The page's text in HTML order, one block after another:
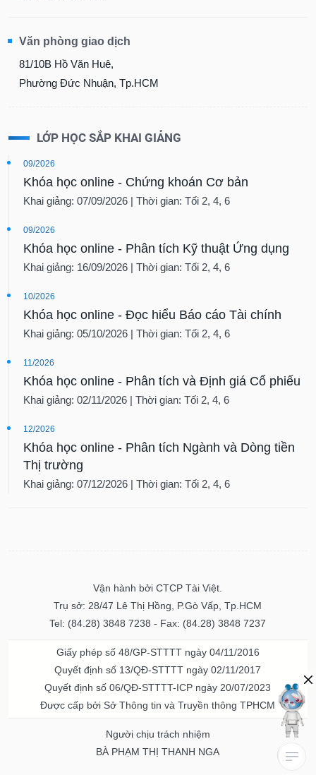
Văn phòng giao dịch
81/10B Hồ Văn Huê,
Phường Đức Nhuận, Tp.HCM
LỚP HỌC SẮP KHAI GIẢNG
09/2026
Khóa học online - Chứng khoán Cơ bản
Khai giảng: 07/09/2026 | Thời gian: Tối 2, 4, 6
09/2026
Khóa học online - Phân tích Kỹ thuật Ứng dụng
Khai giảng: 16/09/2026 | Thời gian: Tối 2, 4, 6
10/2026
Khóa học online - Đọc hiểu Báo cáo Tài chính
Khai giảng: 05/10/2026 | Thời gian: Tối 2, 4, 6
11/2026
Khóa học online - Phân tích và Định giá Cổ phiếu
Khai giảng: 02/11/2026 | Thời gian: Tối 2, 4, 6
12/2026
Khóa học online - Phân tích Ngành và Dòng tiền
Thị trường
Khai giảng: 07/12/2026 | Thời gian: Tối 2, 4, 6
Vận hành bởi CTCP Tài Việt.
Trụ sở: 28/47 Lê Thị Hồng, P.Gò Vấp, Tp.HCM
Tel: (84.28) 3848 7238 - Fax: (84.28) 3848 7237
Giấy phép số 48/GP-STTTT ngày 04/11/2016
Quyết định số 13/QĐ-STTTT ngày 02/11/2017
Quyết định số 06/QĐ-STTTT-ICP ngày 20/07/2023
Được cấp bởi Sở Thông tin và Truyền thông TPHCM
Người chịu trách nhiệm
BÀ PHẠM THỊ THANH NGA